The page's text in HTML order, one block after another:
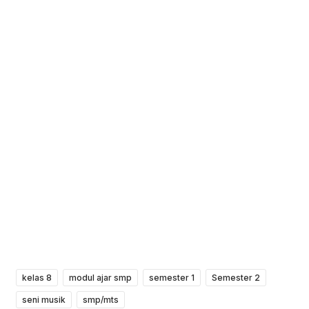
kelas 8 modul ajar smp semester 1 Semester 2
seni musik smp/mts